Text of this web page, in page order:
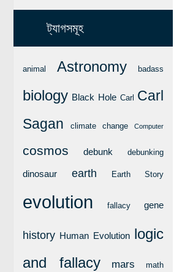
অন্যান্য
লেখকদের আঙিনা
আপনার প্রোফাইল
বিজ্ঞানযাত্রা ম্যাগাজিন
বিজ্ঞানযাত্রা সংবাদ/বিজ্ঞপ্তি
লক্ষ্য ও উদ্দেশ্য
বৈজ্ঞানিক কল্পকাহিনী
লজিক এবং ফ্যালাসি
ট্যাগসমূহ
animal Astronomy badass
biology Black Hole Carl Carl
Sagan
climate change Computer
cosmos debunk debunking
dinosaur earth Earth Story
evolution fallacy gene
history Human Evolution logic
and fallacy
mars math